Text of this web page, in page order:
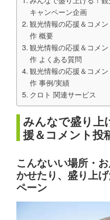
キャンペーン企画
観光情報の応援＆コメ
作 概要
観光情報の応援＆コメ
作 よくある質問
観光情報の応援＆コメ
作 事例/実績
クロト 関連サービス
みんなで盛り上
援＆コメント投
こんないい場所・
かせたり、盛り上
ペーン